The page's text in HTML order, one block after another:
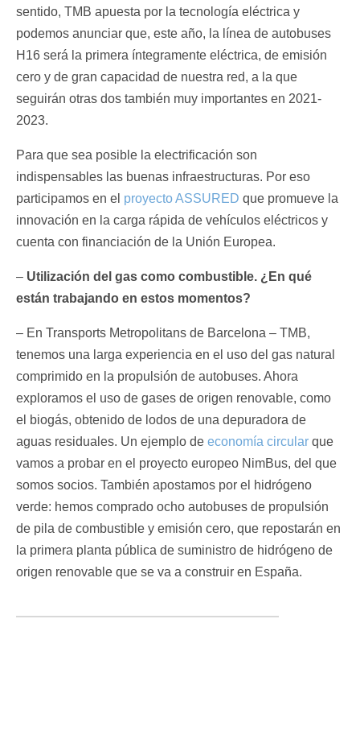
sentido, TMB apuesta por la tecnología eléctrica y
podemos anunciar que, este año, la línea de autobuses
H16 será la primera íntegramente eléctrica, de emisión
cero y de gran capacidad de nuestra red, a la que
seguirán otras dos también muy importantes en 2021-
2023.
Para que sea posible la electrificación son
indispensables las buenas infraestructuras. Por eso
participamos en el proyecto ASSURED que promueve la
innovación en la carga rápida de vehículos eléctricos y
cuenta con financiación de la Unión Europea.
– Utilización del gas como combustible. ¿En qué
están trabajando en estos momentos?
– En Transports Metropolitans de Barcelona – TMB,
tenemos una larga experiencia en el uso del gas natural
comprimido en la propulsión de autobuses. Ahora
exploramos el uso de gases de origen renovable, como
el biogás, obtenido de lodos de una depuradora de
aguas residuales. Un ejemplo de economía circularque
vamos a probar en el proyecto europeo NimBus, del que
somos socios. También apostamos por el hidrógeno
verde: hemos comprado ocho autobuses de propulsión
de pila de combustible y emisión cero, que repostarán en
la primera planta pública de suministro de hidrógeno de
origen renovable que se va a construir en España.